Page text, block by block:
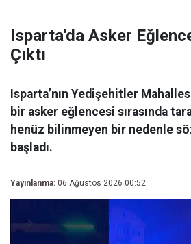
Isparta'da Asker
Çıktı
Isparta’nın Yedişehitler
bir asker eğlencesi sırasında
henüz bilinmeyen bir nedenle
başladı.
Yayınlanma: 06 Ağustos 2026 00:52